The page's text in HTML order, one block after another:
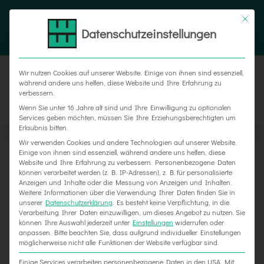
Zum
FacebookInstagram
Xing
Messestand für Bornemann | Innotrans
Datenschutzeinstellungen
Wir nutzen Cookies auf unserer Website. Einige von ihnen sind essenziell,
während andere uns helfen, diese Website und Ihre Erfahrung zu
verbessern.
Wenn Sie unter 16 Jahre alt sind und Ihre Einwilligung zu optionalen
Services geben möchten, müssen Sie Ihre Erziehungsberechtigten um
Erlaubnis bitten.
Wir verwenden Cookies und andere Technologien auf unserer Website.
Einige von ihnen sind essenziell, während andere uns helfen, diese
Website und Ihre Erfahrung zu verbessern. Personenbezogene Daten
können verarbeitet werden (z. B. IP-Adressen), z. B. für personalisierte
Anzeigen und Inhalte oder die Messung von Anzeigen und Inhalten.
Weitere Informationen über die Verwendung Ihrer Daten finden Sie in
unserer Datenschutzerklärung Es besteht keine Verpflichtung, in die
Verarbeitung Ihrer Daten einzuwilligen, um dieses Angebot zu nutzen. Sie
können Ihre Auswahl jederzeit unter Einstellungen widerrufen oder
anpassen. Bitte beachten Sie, dass aufgrund individueller Einstellungen
möglicherweise nicht alle Funktionen der Website verfügbar sind.
Einige Services verarbeiten personenbezogene Daten in den USA. Mit